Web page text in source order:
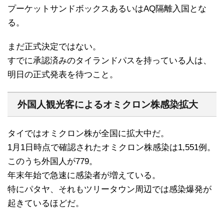
プーケットサンドボックスあるいはAQ隔離入国とな
る。
まだ正式決定ではない。
すでに承認済みのタイランドパスを持っている人は、
明日の正式発表を待つこと。
外国人観光客によるオミクロン株感染拡大
タイではオミクロン株が全国に拡大中だ。
1月1日時点で確認されたオミクロン株感染は1,551例。
このうち外国人が779。
年末年始で急速に感染者が増えている。
特にパタヤ、それもツリータウン周辺では感染爆発が
起きているほどだ。